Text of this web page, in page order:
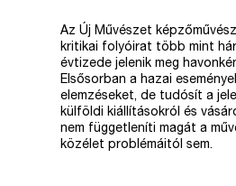
Az Új Művészet
kritikai folyóirat több mint
évtizede jelenik meg
Elsősorban a hazai
elemzéseket, de tudósít a
külföldi kiállításokról és
nem függetleníti magát a
közélet problémáitól sem.